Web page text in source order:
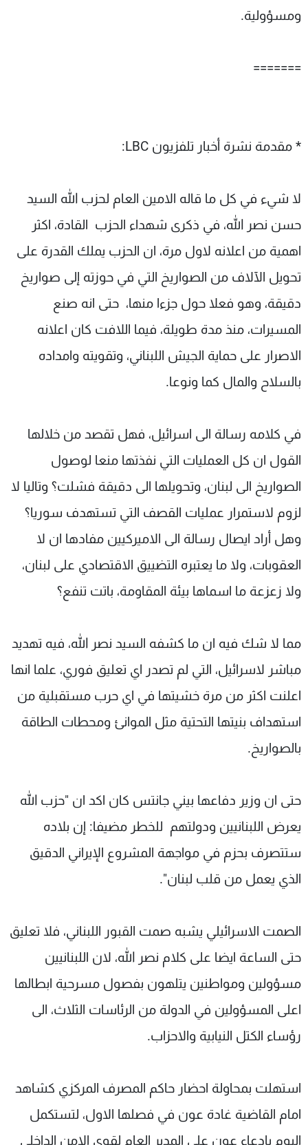
ومسؤولية.
=======
* مقدمة نشرة أخبار تلفزيون LBC:
لا شيء في كل ما قاله الامين العام لحزب الله السيد
حسن نصر الله، في ذكرى شهداء الحزب القادة، اكثر
اهمية من اعلانه لاول مرة، ان الحزب يملك القدرة على
تحويل الآلاف من الصواريخ التي في حوزته إلى صواريخ
دقيقة، وهو فعلا حول جزءا منها، حتى انه صنع
المسيرات، منذ مدة طويلة، فيما اللافت كان اعلانه
الاصرار على حماية الجيش اللبناني، وتقويته وامداده
بالسلاح والمال كما ونوعا.
في كلامه رسالة الى اسرائيل، فهل تقصد من خلالها
القول ان كل العمليات التي نفذتها منعا لوصول
الصواريخ الى لبنان، وتحويلها الى دقيقة فشلت؟ وتاليا لا
لزوم لاستمرار عمليات القصف التي تستهدف سوريا؟
وهل أراد ايصال رسالة الى الاميركيين مفادها ان لا
العقوبات، ولا ما يعتبره التضييق الاقتصادي على لبنان،
ولا زعزعة ما اسماها بيئة المقاومة، باتت تنفع؟
مما لا شك فيه ان ما كشفه السيد نصر الله، فيه تهديد
مباشر لاسرائيل، التي لم تصدر اي تعليق فوري، علما انها
اعلنت اكثر من مرة خشيتها في اي حرب مستقبلية من
استهداف بنيتها التحتية مثل الموانئ ومحطات الطاقة
بالصواريخ.
حتى ان وزير دفاعها بيني جانتس كان اكد ان "حزب الله
يعرض اللبنانيين ودولتهم للخطر مضيفا: إن بلاده
ستتصرف بحزم في مواجهة المشروع الإيراني الدقيق
الذي يعمل من قلب لبنان".
الصمت الاسرائيلي يشبه صمت القبور اللبناني، فلا تعليق
حتى الساعة ايضا على كلام نصر الله، لان اللبنانيين
مسؤولين ومواطنين يتلهون بفصول مسرحية ابطالها
اعلى المسؤولين في الدولة من الرئاسات الثلاث، الى
رؤساء الكتل النيابية والاحزاب.
استهلت بمحاولة احضار حاكم المصرف المركزي كشاهد
امام القاضية غادة عون في فصلها الاول، لتستكمل
اليوم بادعاء عون على المدير العام لقوى الامن الداخلي